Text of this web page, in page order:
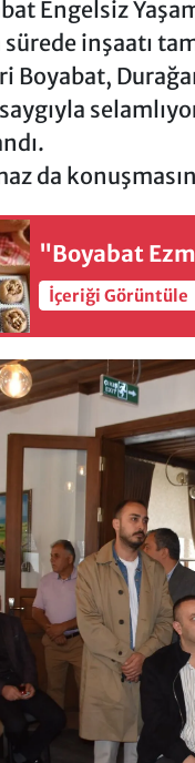
Engelsiz
inşaatı
Boyabat,
da
"Boyabat
İçeriği Görüntüle